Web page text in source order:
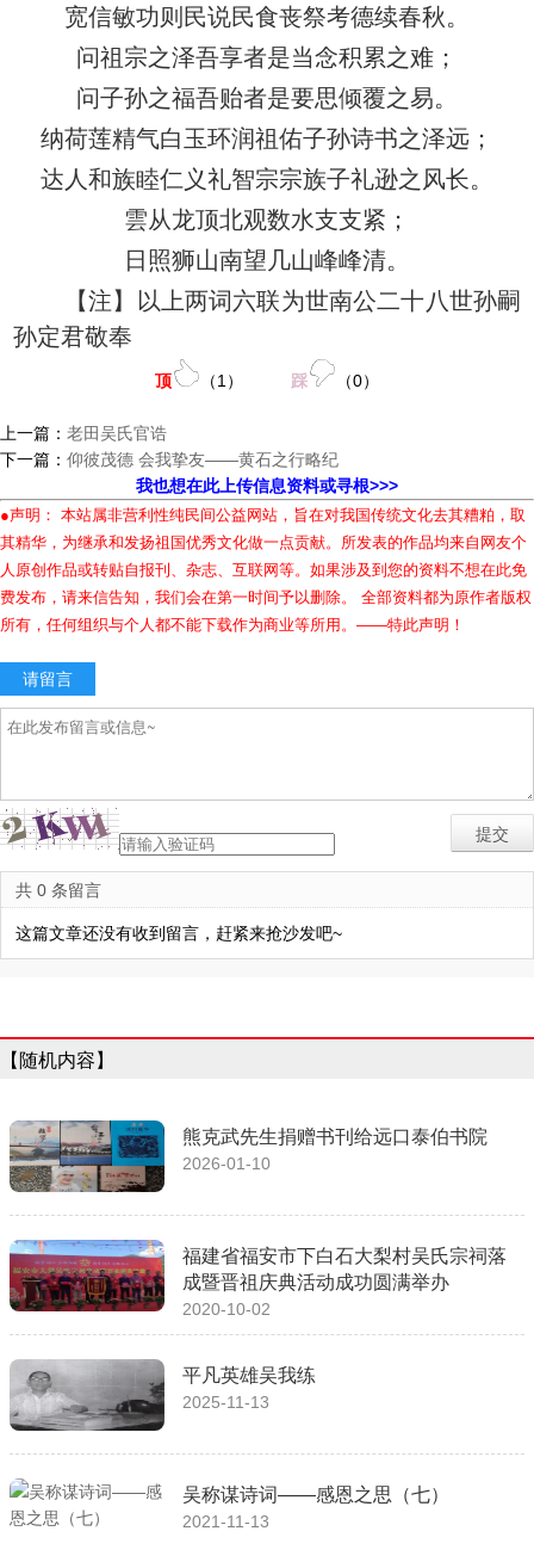
宽信敏功则民说民食丧祭考德续春秋。
问祖宗之泽吾享者是当念积累之难；
问子孙之福吾贻者是要思倾覆之易。
纳荷莲精气白玉环润祖佑子孙诗书之泽远；
达人和族睦仁义礼智宗宗族子礼逊之风长。
雲从龙顶北观数水支支紧；
日照狮山南望几山峰峰清。
【注】以上两词六联为世南公二十八世孙嗣
孙定君敬奉
顶 （1 ） 踩 （0）
上一篇： 老田吴氏官诰
下一篇： 仰彼茂德 会我挚友——黄石之行略纪
我也想在此上传信息资料或寻根>>>
●声明： 本站属非营利性纯民间公益网站，旨在对我国传统文化去其糟粕，取
其精华，为继承和发扬祖国优秀文化做一点贡献。所发表的作品均来自网友个
人原创作品或转贴自报刊、杂志、互联网等。如果涉及到您的资料不想在此免
费发布，请来信告知，我们会在第一时间予以删除。 全部资料都为原作者版权
所有，任何组织与个人都不能下载作为商业等所用。——特此声明！
请留言
共 0 条留言
这篇文章还没有收到留言，赶紧来抢沙发吧~
【随机内容】
熊克武先生捐赠书刊给远口泰伯书院
2026-01-10
福建省福安市下白石大梨村吴氏宗祠落
成暨晋祖庆典活动成功圆满举办
2020-10-02
平凡英雄吴我练
2025-11-13
吴称谋诗词——感恩之思（七）
2021-11-13